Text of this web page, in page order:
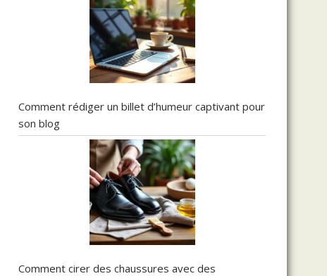
Comment rédiger un billet d’humeur captivant pour
son blog
Comment cirer des chaussures avec des